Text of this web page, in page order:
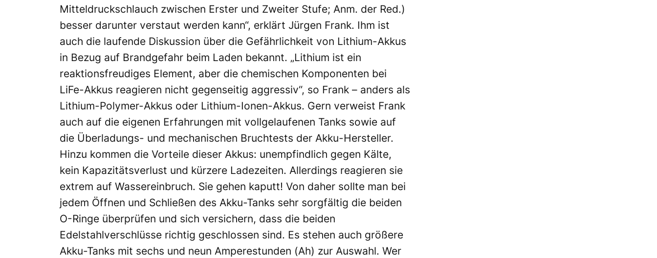
Mitteldruckschlauch zwischen Erster und Zweiter Stufe; Anm. der Red.)
besser darunter verstaut werden kann“, erklärt Jürgen Frank. Ihm ist
auch die laufende Diskussion über die Gefährlichkeit von Lithium-Akkus
in Bezug auf Brandgefahr beim Laden bekannt. „Lithium ist ein
reaktionsfreudiges Element, aber die chemischen Komponenten bei
LiFe-Akkus reagieren nicht gegenseitig aggressiv“, so Frank – anders als
Lithium-Polymer-Akkus oder Lithium-Ionen-Akkus. Gern verweist Frank
auch auf die eigenen Erfahrungen mit vollgelaufenen Tanks sowie auf
die Überladungs- und mechanischen Bruchtests der Akku-Hersteller.
Hinzu kommen die Vorteile dieser Akkus: unempfindlich gegen Kälte,
kein Kapazitätsverlust und kürzere Ladezeiten. Allerdings reagieren sie
extrem auf Wassereinbruch. Sie gehen kaputt! Von daher sollte man bei
jedem Öffnen und Schließen des Akku-Tanks sehr sorgfältig die beiden
O-Ringe überprüfen und sich versichern, dass die beiden
Edelstahlverschlüsse richtig geschlossen sind. Es stehen auch größere
Akku-Tanks mit sechs und neun Amperestunden (Ah) zur Auswahl. Wer